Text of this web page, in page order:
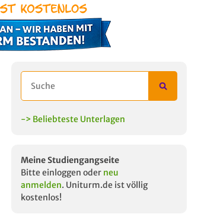
-> Beliebteste Unterlagen
Meine Studiengangseite
Bitte einloggen oder neu
anmelden. Uniturm.de ist völlig
kostenlos!